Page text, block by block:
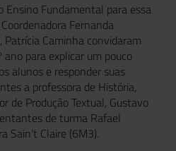
Ensino Fundamental para essa
Fernanda
Caminha convidaram
para explicar um pouco
alunos e responder suas
a professora de História,
de Produção Textual, Gustavo
de turma Rafael
Sain’t Claire (6M3).